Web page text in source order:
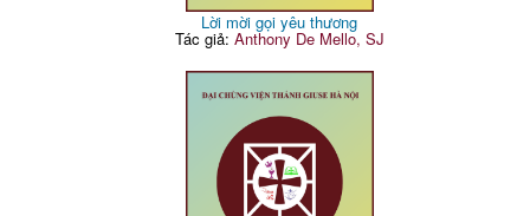
Lời mời gọi yêu thương
Tác giả: Anthony De Mello, SJ